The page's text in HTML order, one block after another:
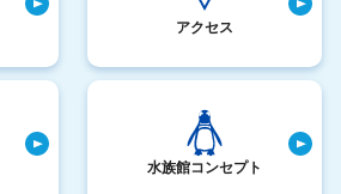
アクセス
水族館コンセプト